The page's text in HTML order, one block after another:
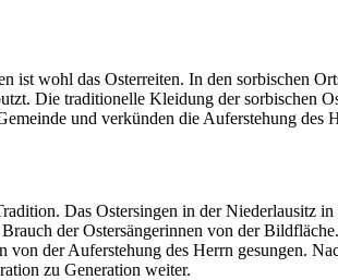
ist wohl das Osterreiten. In den sorbischen
Die traditionelle Kleidung der
und verkünden die Auferstehung
Das Ostersingen in der Niederlausitz
der Ostersängerinnen von der
der Auferstehung des Herrn gesungen.
zu Generation weiter.